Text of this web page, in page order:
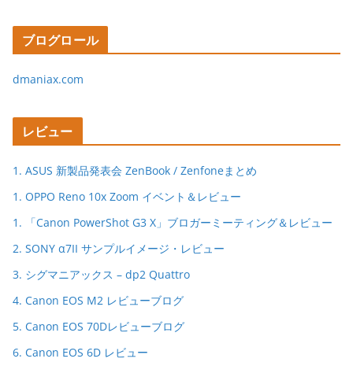
ブログロール
dmaniax.com
レビュー
1. ASUS 新製品発表会 ZenBook / Zenfoneまとめ
1. OPPO Reno 10x Zoom イベント＆レビュー
1. 「Canon PowerShot G3 X」ブロガーミーティング＆レビュー
2. SONY α7II サンプルイメージ・レビュー
3. シグマニアックス – dp2 Quattro
4. Canon EOS M2 レビューブログ
5. Canon EOS 70Dレビューブログ
6. Canon EOS 6D レビュー